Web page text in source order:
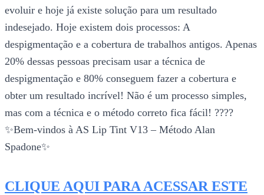
evoluir e hoje já existe solução para um resultado
indesejado. Hoje existem dois processos: A
despigmentação e a cobertura de trabalhos antigos. Apenas
20% dessas pessoas precisam usar a técnica de
despigmentação e 80% conseguem fazer a cobertura e
obter um resultado incrível! Não é um processo simples,
mas com a técnica e o método correto fica fácil! ????
✨Bem-vindos à AS Lip Tint V13 – Método Alan
Spadone✨
CLIQUE AQUI PARA ACESSAR ESTE